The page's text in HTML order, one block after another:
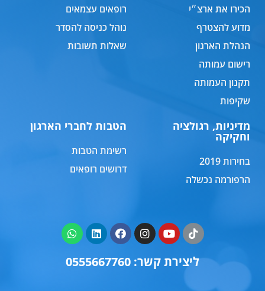
הכירו את ארצ״י
מדוע להצטרף
הנהלת הארגון
רישום עמותה
תקנון העמותה
שקיפות
רופאים עצמאים
נוהל כניסה להסדר
שאלות תשובות
מדיניות, רגולציה
וחקיקה
בחירות 2019
הרפורמה נכשלה
הטבות לחברי הארגון
רשימת הטבות
דרושים רופאים
ליצירת קשר: 0555667760